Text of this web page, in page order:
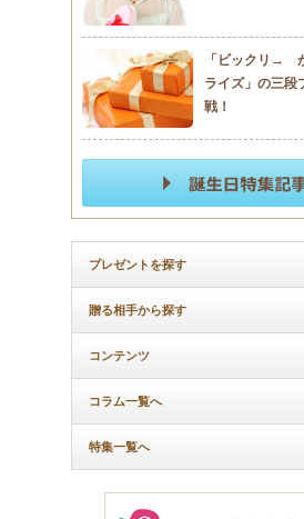
「ビックリ→
ライズ」の三段
戦！
プレゼントを探す
贈る相手から探す
コンテンツ
コラム一覧へ
特集一覧へ